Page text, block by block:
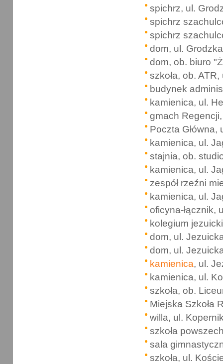
spichrz, ul.
spichrz
spichrz
dom, ul.
dom, ob. biuro
szkoła, ob.
budynek
kamienica, ul.
gmach
Poczta Główna,
kamienica, ul.
stajnia, ob.
kamienica, ul.
zespół rzeźni
kamienica, ul.
oficyna-łącznik,
kolegium
dom, ul.
dom, ul.
kamienica, ul.
kamienica, ul.
szkoła, ob.
Miejska Szkoła
willa, ul.
szkoła
sala
szkoła, ul.